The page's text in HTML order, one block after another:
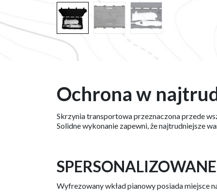
Ochrona w
Skrzynia transportowa przeznaczona przede
Solidne wykonanie zapewni, że najtrudniejsze
Wyfrezowany wkład pianowy posiada miejsce